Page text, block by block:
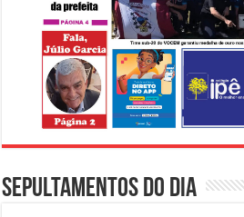
Sepultamentos do dia